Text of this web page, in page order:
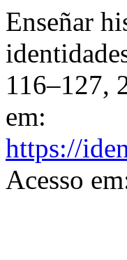
Enseñar
116–127,
em:
https://
Acesso